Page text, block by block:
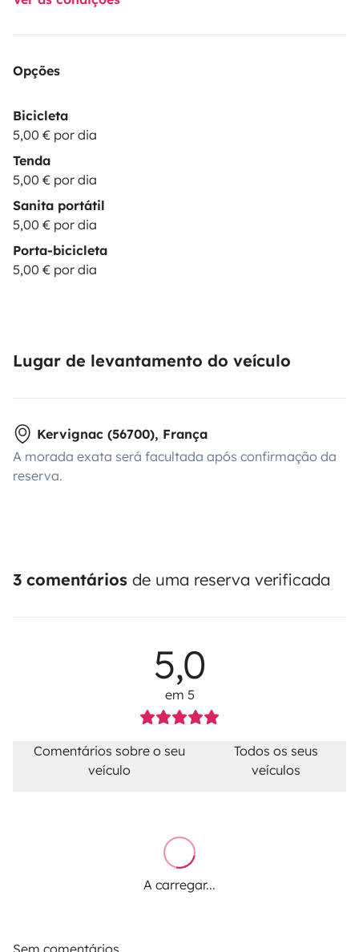
Opções
Bicicleta
5,00 € por dia
Tenda
5,00 € por dia
Sanita portátil
5,00 € por dia
Porta-bicicleta
5,00 € por dia
Lugar de levantamento do veículo
Kervignac (56700), França
A morada exata será facultada após confirmação da
reserva.
3 comentários de uma reserva verificada
5,0
em 5
Comentários sobre o seu
veículo
Todos os seus
veículos
A carregar...
Sem comentários